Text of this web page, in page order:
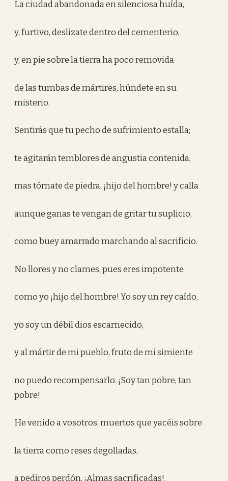
La ciudad abandonada en silenciosa huída,
y, furtivo, deslizate dentro del cementerio,
y, en pie sobre la tierra ha poco removida
de las tumbas de mártires, húndete en su
misterio.
Sentirás que tu pecho de sufrimiento estalla;
te agitarán temblores de angustia contenida,
mas tórnate de piedra, ¡hijo del hombre! y calla
aunque ganas te vengan de gritar tu suplicio,
como buey amarrado marchando al sacrificio.
No llores y no clames, pues eres impotente
como yo ¡hijo del hombre! Yo soy un rey caído,
yo soy un débil dios escarnecido,
y al mártir de mi pueblo, fruto de mi simiente
no puedo recompensarlo. ¡Soy tan pobre, tan
pobre!
He venido a vosotros, muertos que yacéis sobre
la tierra como reses degolladas,
a pediros perdón. ¡Almas sacrificadas!.